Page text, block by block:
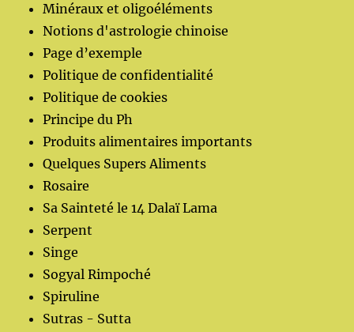
Minéraux et oligoéléments
Notions d'astrologie chinoise
Page d’exemple
Politique de confidentialité
Politique de cookies
Principe du Ph
Produits alimentaires importants
Quelques Supers Aliments
Rosaire
Sa Sainteté le 14 Dalaï Lama
Serpent
Singe
Sogyal Rimpoché
Spiruline
Sutras - Sutta